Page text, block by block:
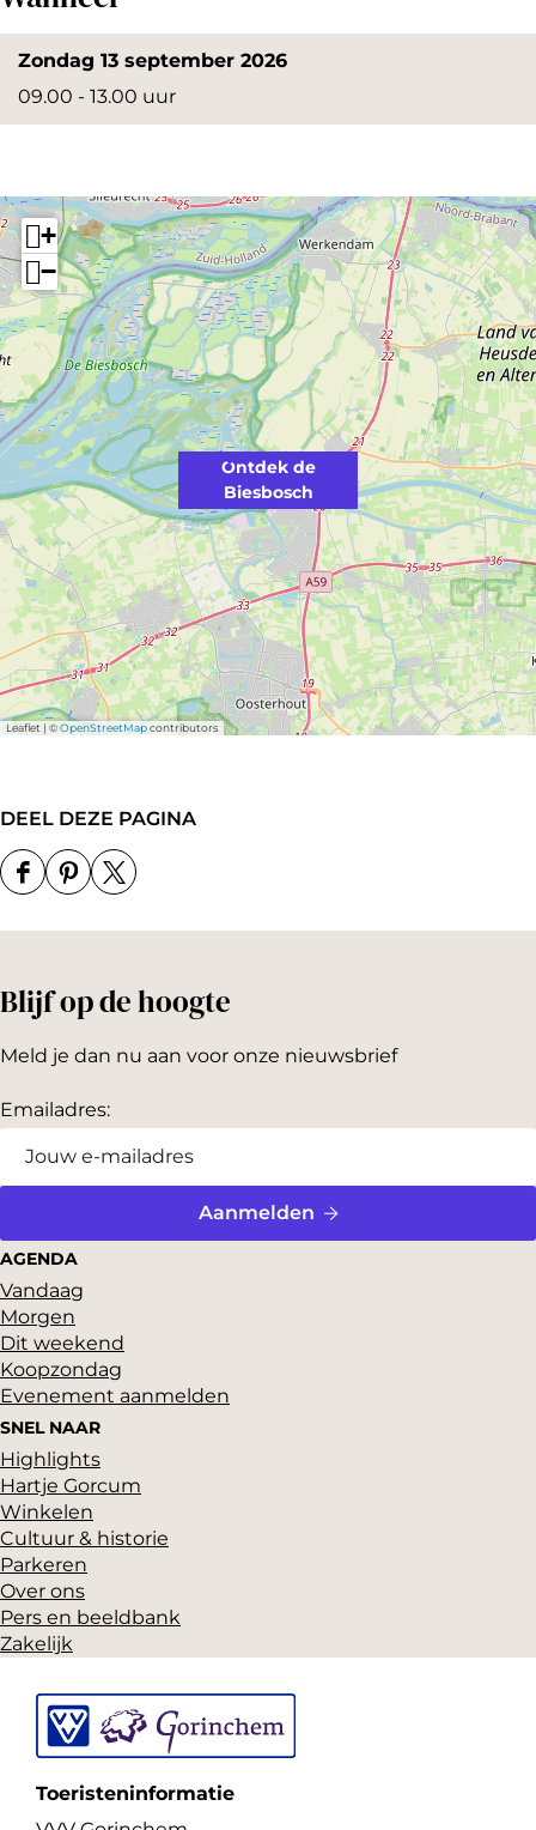
o
s
c
e
s
b
c
h
i
e
s
s
c
h
Zondag 13 september 2026
09.00 - 13.00 uur
Ontdek de
Biesbosch
+
−
Leaflet | ©OpenStreetMapcontributors
DEEL DEZE PAGINA
D
l
e
z
g
i
n
a
o
p
F
a
c
e
b
o
D
l
e
z
g
i
n
a
o
p
P
i
n
t
e
r
s
t
D
l
e
g
a
o
Blijf op de hoogte
Meld je dan nu aan voor onze nieuwsbrief
Emailadres:
Aanmelden
AGENDA
Vandaag
Morgen
Dit weekend
Koopzondag
Evenement aanmelden
SNEL NAAR
Highlights
Hartje Gorcum
Winkelen
Cultuur & historie
Parkeren
Over ons
Pers en beeldbank
Zakelijk
Toeristeninformatie